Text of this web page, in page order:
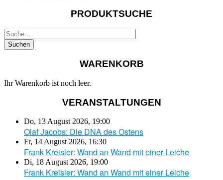
PRODUKTSUCHE
WARENKORB
Ihr Warenkorb ist noch leer.
VERANSTALTUNGEN
Do, 13 August 2026, 19:00
Olaf Jacobs: Die DNA des Ostens
Fr, 14 August 2026, 16:30
Frank Kreisler: Wand an Wand mit einer Leiche
Di, 18 August 2026, 19:00
Frank Kreisler: Wand an Wand mit einer Leiche